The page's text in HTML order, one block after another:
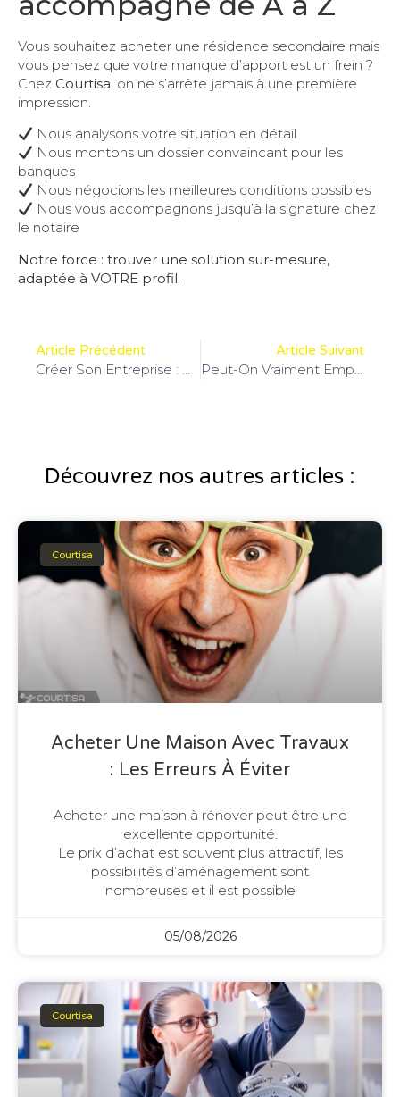
Vous souhaitez acheter une résidence secondaire mais
vous pensez que votre manque d’apport est un frein ?
Chez Courtisa , on ne s’arrête jamais à une première
impression.
Nous analysons votre situation en détail
Nous montons un dossier convaincant pour les
banques
Nous négocions les meilleures conditions possibles
Nous vous accompagnons jusqu’à la signature chez
le notaire
Notre force : trouver une solution sur-mesure,
adaptée à VOTRE profil.
Article Précédent
Créer Son Entreprise : Comment Bien Préparer Son Plan De Financement ?
Article Suivant
Peut-On Vraiment Emprunter À Deux Avec Un Seul Revenu ?
Découvrez nos autres articles :
Courtisa
Acheter Une Maison Avec Travaux
: Les Erreurs À Éviter
Acheter une maison à rénover peut être une
excellente opportunité.
Le prix d’achat est souvent plus attractif, les
possibilités d’aménagement sont
nombreuses et il est possible
05/08/2026
Courtisa